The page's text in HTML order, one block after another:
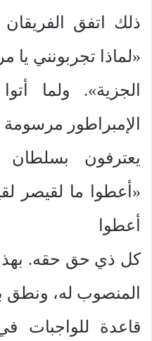
ذلك اتفق
«لماذا تجربونني يا
الجزية». ولما
الإمبراطور
يعترفون
«أعطوا ما لقيصر
أعطوا
كل ذي حق حقه.
المنصوب له، ونطق
قاعدة للواجبات